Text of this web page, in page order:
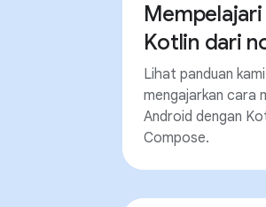
Kotlin dari
Lihat panduan
mengajarkan cara
Android dengan
Compose.